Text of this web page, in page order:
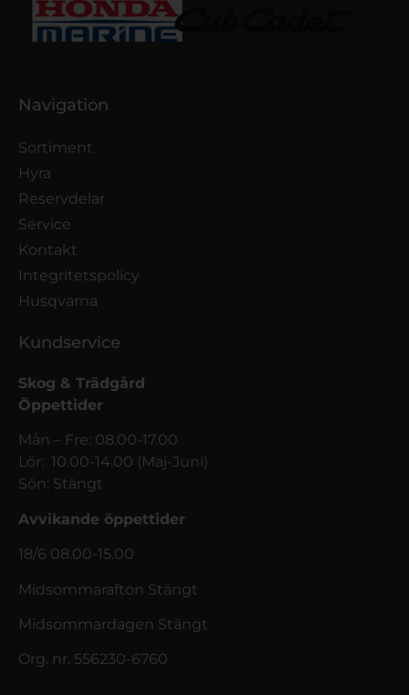
Navigation
Sortiment
Hyra
Reservdelar
Service
Kontakt
Integritetspolicy
Husqvarna
Kundservice
Skog & Trädgård
Öppettider
Mån – Fre: 08.00-17.00
Lör: 10.00-14.00 (Maj-Juni)
Sön: Stängt
Avvikande öppettider
18/6 08.00-15.00
Midsommarafton Stängt
Midsommardagen Stängt
Org. nr. 556230-6760